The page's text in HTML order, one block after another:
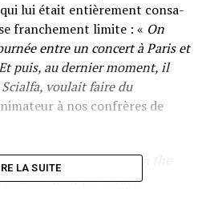
qui lui était entiè­re­ment consa­
franchement limite : « On
entre un concert à Paris et
puis, au dernier moment, il
voulait faire du
à nos confrères de
de l’interprète deBorn in the
mais un manque total de
LA SUITE